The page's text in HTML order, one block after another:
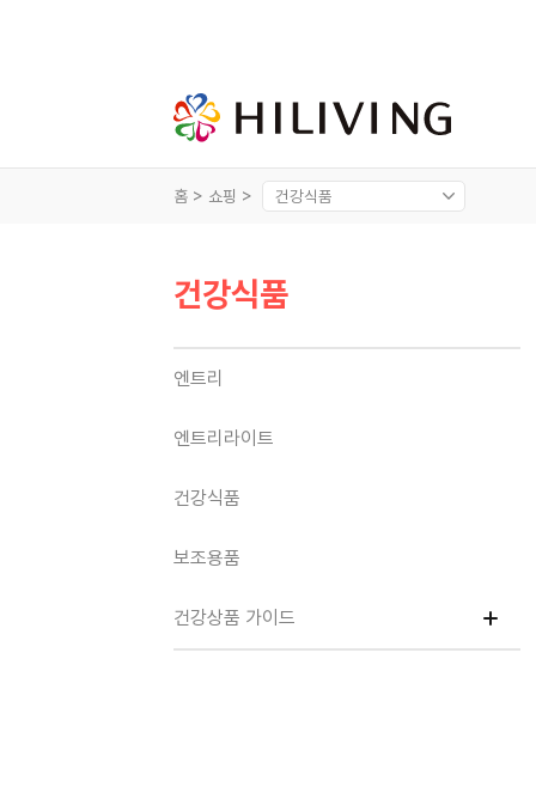
홈 > 쇼핑 >
건강식품
엔트리
엔트리라이트
건강식품
보조용품
건강상품 가이드